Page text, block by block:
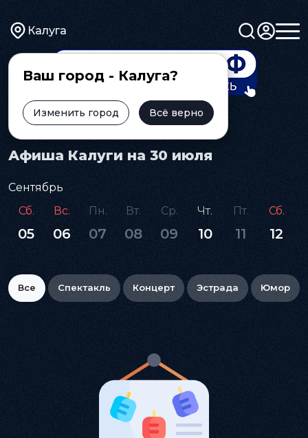
Калуга
Ваш город - Калуга?
Изменить город Всё верно
Главная Афиша
Афиша Калуги на 30 июля
Сентябрь
Сб.
05
Вс.
06
Пн.
07
Вт.
08
Ср.
09
Чт.
10
Пт.
11
Сб.
12
Все Спектакль Концерт Эстрада Юмор